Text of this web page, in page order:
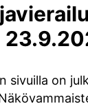
sivuilla on